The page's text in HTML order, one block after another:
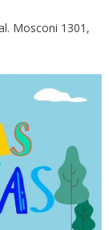
Mosconi 1301,